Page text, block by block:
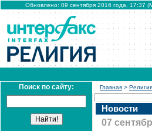
Обновлено: 09 сентября 2016 года, 17:37
Поиск по сайту: Главная > Религия
Новости
07